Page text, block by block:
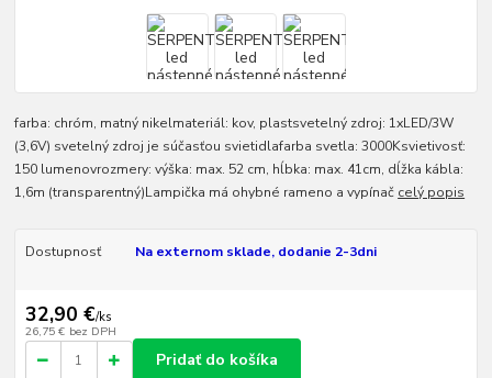
farba: chróm, matný nikelmateriál: kov, plastsvetelný zdroj: 1xLED/3W
(3,6V) svetelný zdroj je súčasťou svietidlafarba svetla: 3000Ksvietivosť:
150 lumenovrozmery: výška: max. 52 cm, hĺbka: max. 41cm, dĺžka kábla:
1,6m (transparentný)Lampička má ohybné rameno a vypínač celý popis
Dostupnosť Na externom sklade, dodanie 2-3dni
32,90 €/ks
26,75 € bez DPH
Pridať do košíka